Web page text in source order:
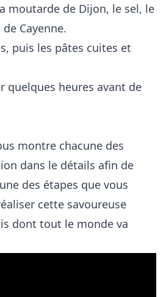
moutarde de Dijon, le sel, le
Cayenne.
puis les pâtes cuites et
quelques heures avant de
montre chacune des
dans le détails afin de
des étapes que vous
cette savoureuse
dont tout le monde va